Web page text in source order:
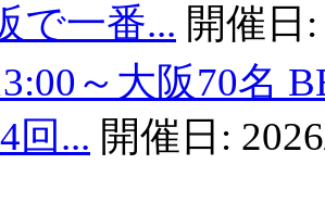
で一番... 開催日
～大阪70名
回... 開催日: